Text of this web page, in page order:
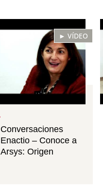
► VÍDEO
Conversaciones
Enactio – Conoce a
Arsys: Origen